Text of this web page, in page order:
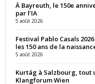
À Bayreuth, le 150e
par l’IA
5 août 2026
Festival Pablo Casals
les 150 ans de la
5 août 2026
Kurtág à Salzbourg, tout
Klangforum Wien